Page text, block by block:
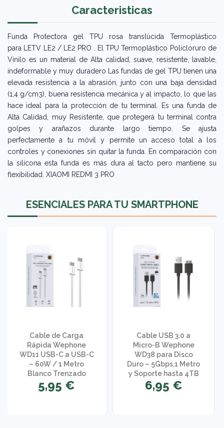
Caracteristicas
Funda Protectora gel TPU rosa translúcida Termoplástico
para LETV LE2 / LE2 PRO . El TPU Termoplástico Policloruro de
Vinilo es un material de Alta calidad, suave, resistente, lavable,
indeformable y muy duradero Las fundas de gel TPU tienen una
elevada resistencia a la abrasión, junto con una baja densidad
(1,4 g/cm3), buena resistencia mecánica y al impacto, lo que las
hace ideal para la protección de tu terminal. Es una funda de
Alta Calidad, muy Resistente, que protegerá tu terminal contra
golpes y arañazos durante largo tiempo. Se ajusta
perfectamente a tu móvil y permite un acceso total a los
controles y conexiones sin quitar la funda. En comparación con
la silicona esta funda es más dura al tacto pero mantiene su
flexibilidad. XIAOMI REDMI 3 PRO
ESENCIALES PARA TU SMARTPHONE
Cable de Carga
Rápida Wephone
WD11 USB-C a USB-C
– 60W / 1 Metro
Blanco Trenzado
5,95 €
Cable USB 3.0 a
Micro-B Wephone
WD38 para Disco
Duro – 5Gbps,1 Metro
y Soporte hasta 4TB
6,95 €